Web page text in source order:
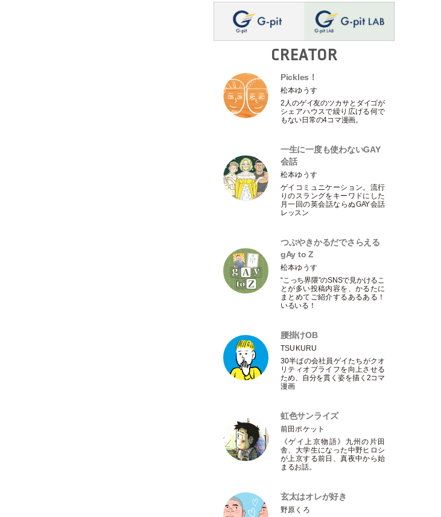
CREATOR
Pickles！
松本ゆうす
2人のゲイ友のツカサとダイゴが
シェアハウスで繰り広げる何で
もない日常の4コマ漫画。
一生に一度も使わないGAY
会話
松本ゆうす
ゲイコミュニケーション。流行
りのスラングをキーワドにした
月一回の英会話ならぬGAY会話
レッスン
つぶやきかるだでさらえる
gAy to Z
松本ゆうす
“こっち界隈”のSNSで見かけるこ
とが多い投稿内容を、かるたに
まとめてご紹介するあるある！
いるいる！
腰掛けOB
TSUKURU
30半ばの会社員ゲイたちがクオ
リティオブライフを向上させる
ため、自分を貫く姿を描く2コマ
漫画
虹色サンライズ
前田ポケット
《ゲイ上京物語》九州の片田
舎、大学生になった中野ヒロシ
が上京する前日、真夜中から始
まるお話。
玄太はオレが好き
野原くろ